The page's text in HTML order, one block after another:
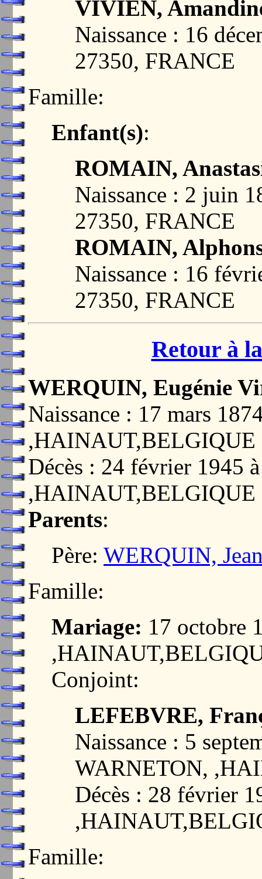
VIVIEN,
Naissance : 16
27350, FRANCE
Famille:
Enfant(s):
ROMAIN,
Naissance : 2 juin
27350, FRANCE
ROMAIN,
Naissance : 16
27350, FRANCE
Retour à
WERQUIN, Eugénie
Naissance : 17 mars
,HAINAUT,BELGIQUE
Décès : 24 février 1945
,HAINAUT,BELGIQUE
Parents:
Père: WERQUIN,
Famille:
Mariage: 17 octobre
Conjoint:
LEFEBVRE,
Naissance : 5
WARNETON,
Décès : 28 février
Famille: